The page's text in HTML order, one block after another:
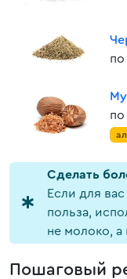
по
по
Cделать
Если для
польза,
не молоко, а
Пошаговый